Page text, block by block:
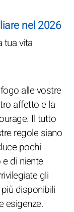
nel 2026
tua vita
alle vostre
affetto e la
Il tutto
regole siano
pochi
di niente
gli
disponibili
esigenze.